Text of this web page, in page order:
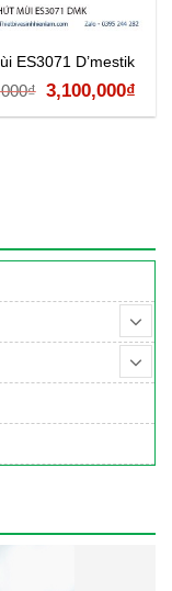
ES3071 D’mestik
₫ Giá
gốc
3,100,000₫
hiện